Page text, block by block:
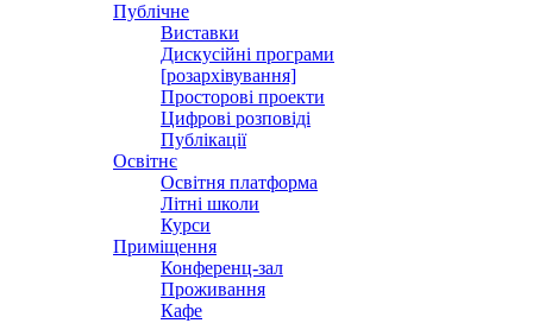
Публічне
Виставки
Дискусійні програми
[розархівування]
Просторові проекти
Цифрові розповіді
Публікації
Освітнє
Освітня платформа
Літні школи
Курси
Приміщення
Конференц-зал
Проживання
Кафе